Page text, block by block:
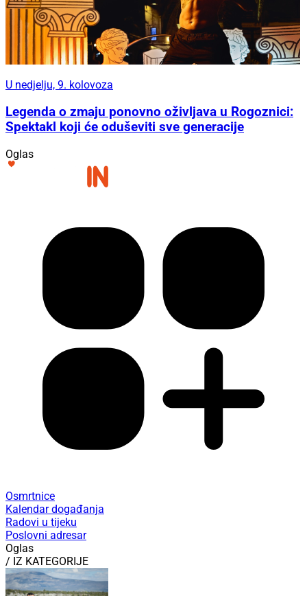
U nedjelju, 9. kolovoza
Legenda o zmaju ponovno oživljava u Rogoznici:
Spektakl koji će oduševiti sve generacije
Oglas
Osmrtnice
Kalendar događanja
Radovi u tijeku
Poslovni adresar
Oglas
/ IZ KATEGORIJE